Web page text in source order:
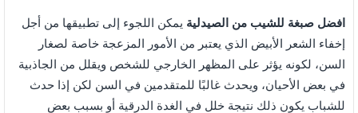
افضل صبغة للشيب من الصيدلية يمكن اللجوء إلى تطبيقها من أجل
إخفاء الشعر الأبيض الذي يعتبر من الأمور المزعجة خاصة لصغار
السن، لكونه يؤثر على المظهر الخارجي للشخص ويقلل من الجاذبية
في بعض الأحيان، ويحدث غالبًا للمتقدمين في السن لكن إذا حدث
للشباب يكون ذلك نتيجة خلل في الغدة الدرقية أو بسبب بعض